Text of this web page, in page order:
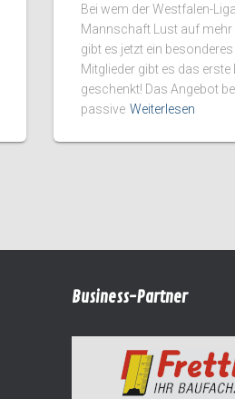
Bei wem der Westfalen-
Mannschaft Lust auf
gibt es jetzt ein
Mitglieder gibt es das
geschenkt! Das Angebot
passive Weiterlesen
Business-Partner